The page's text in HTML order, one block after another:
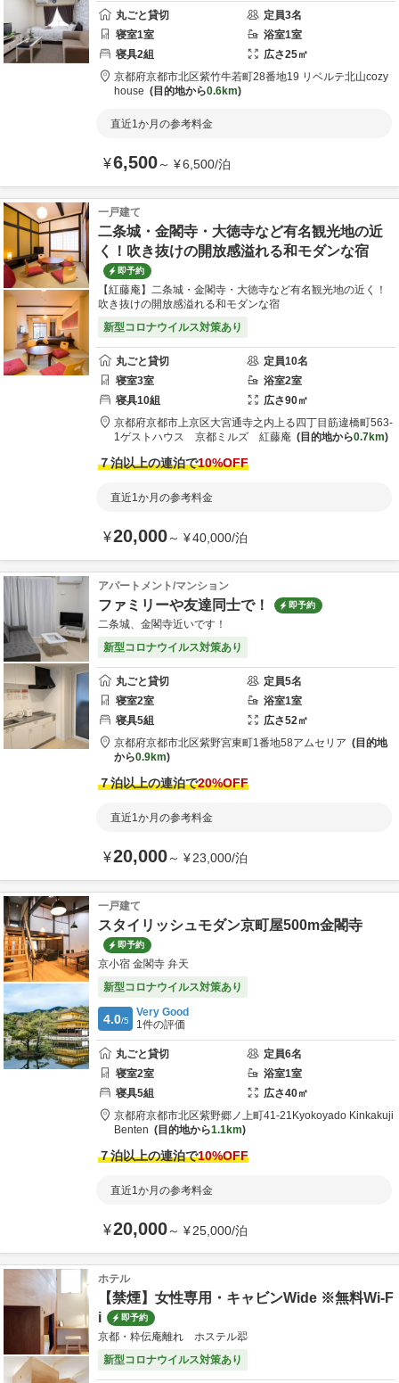
丸ごと貸切 定員3名
寝室1室 浴室1室
寝具2組 広さ25㎡
京都府京都市北区紫竹牛若町28番地19 リベルテ北山cozy
house
目的地から0.6km
直近1か月の参考料金
¥6,500～ ¥6,500/泊
一戸建て
二条城・金閣寺・大徳寺など有名観光地の近
く！吹き抜けの開放感溢れる和モダンな宿
即予約
【紅藤庵】二条城・金閣寺・大徳寺など有名観光地の近く！
吹き抜けの開放感溢れる和モダンな宿
新型コロナウイルス対策あり
丸ごと貸切 定員10名
寝室3室 浴室2室
寝具10組 広さ90㎡
京都府京都市上京区大宮通寺之内上る四丁目筋違橋町563-
1ゲストハウス 京都ミルズ 紅藤庵 目的地から0.7km
７泊以上の連泊で10%OFF
直近1か月の参考料金
¥20,000～ ¥40,000/泊
アパートメント/マンション
ファミリーや友達同士で！ 即予約
二条城、金閣寺近いです！
新型コロナウイルス対策あり
丸ごと貸切 定員5名
寝室2室 浴室1室
寝具5組 広さ52㎡
京都府京都市北区紫野宮東町1番地58アムセリア
目的地
から0.9km
７泊以上の連泊で20%OFF
直近1か月の参考料金
¥20,000～ ¥23,000/泊
一戸建て
スタイリッシュモダン京町屋500m金閣寺
即予約
京小宿 金閣寺 弁天
新型コロナウイルス対策あり
4.0/5
Very Good
1件の評価
丸ごと貸切 定員6名
寝室2室 浴室1室
寝具5組 広さ40㎡
京都府京都市北区紫野郷ノ上町41-21 Kyokoyado Kinkakuji
Benten
目的地から1.1km
７泊以上の連泊で10%OFF
直近1か月の参考料金
¥20,000～ ¥25,000/泊
ホテル
【禁煙】女性専用・キャビンWide ※無料Wi-F
i
即予約
京都・粋伝庵離れ ホステル翆
新型コロナウイルス対策あり